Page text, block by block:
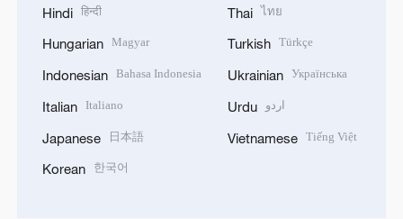
Hindi हिन्दी
Hungarian Magyar
Indonesian Bahasa Indonesia
Italian Italiano
Japanese 日本語
Korean 한국어
Thai ไทย
Turkish Türkçe
Ukrainian Українська
Urdu اردو
Vietnamese Tiếng Việt